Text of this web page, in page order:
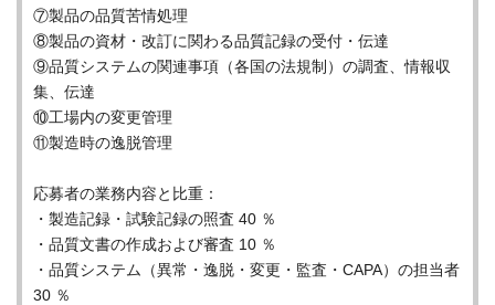
⑦製品の品質苦情処理
⑧製品の資材・改訂に関わる品質記録の受付・伝達
⑨品質システムの関連事項（各国の法規制）の調査、情報収
集、伝達
⑩工場内の変更管理
⑪製造時の逸脱管理
応募者の業務内容と比重：
・製造記録・試験記録の照査 40 ％
・品質文書の作成および審査 10 ％
・品質システム（異常・逸脱・変更・監査・CAPA）の担当者
30 ％